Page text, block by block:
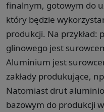
finalnym, gotowym do
który będzie
produkcji. Na
glinowego jest
Aluminium jest
zakłady produkujące,
Natomiast drut
bazowym do produkcji